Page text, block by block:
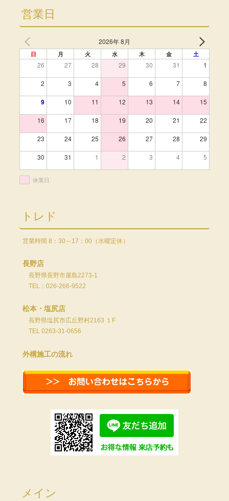
営業日
2026年 8月
日 月 火 水 木 金 土
26 27 28 29 30 31 1
2 3 4 5 6 7 8
9 10 11 12 13 14 15
16 17 18 19 20 21 22
23 24 25 26 27 28 29
30 31 1 2 3 4 5
休業日
トレド
営業時間 8：30～17：00（水曜定休）
長野店
長野県長野市屋島2273-1
TEL：026-266-9522
松本・塩尻店
長野県塩尻市広丘野村2163 １F
TEL 0263-31-0656
外構施工の流れ
メイン